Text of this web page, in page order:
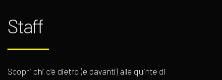
Staff
Scopri chi c’è dietro (e davanti) alle quinte di